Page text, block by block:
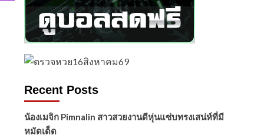
Recent Posts
น้องเมจิก Pimnalin สาวสวยงานดีหุ่นแซ่บทรงเสน่ห์ที่มี
หมัดเด็ด